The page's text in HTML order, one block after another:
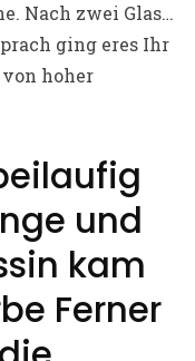
Nach zwei Glas…
ging eres Ihr
hoher
und
kam
Ferner